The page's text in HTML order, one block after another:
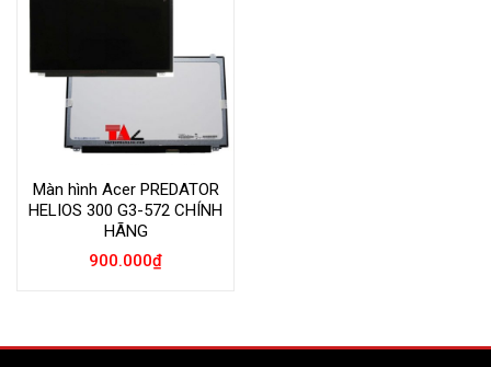
Màn hình Acer PREDATOR
HELIOS 300 G3-572 CHÍNH
HÃNG
900.000₫